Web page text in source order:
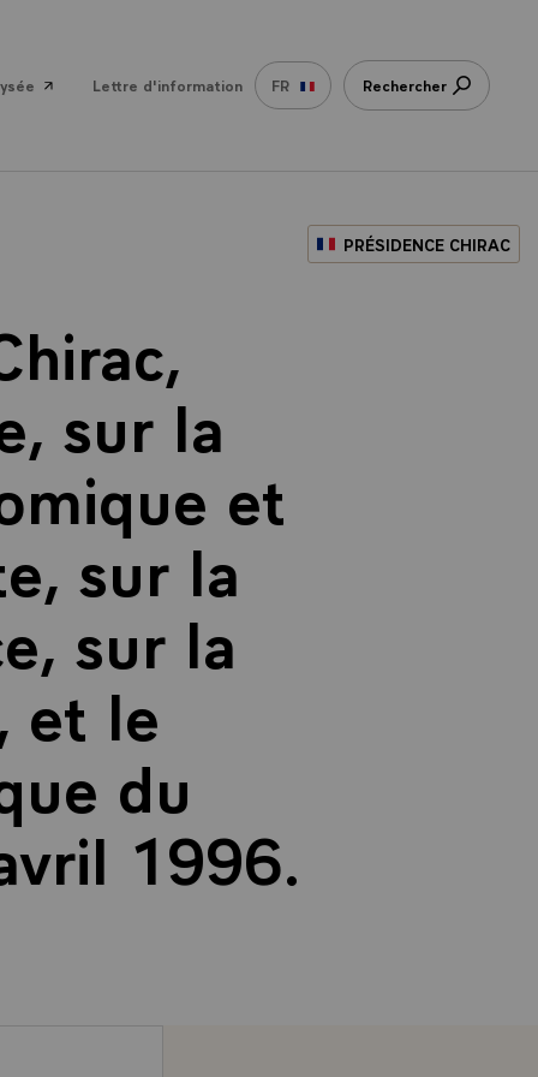
Lettre d'information FR Rechercher
PRÉSIDENCE CHIRAC
sur la
et
sur la
sur la
et le
du
1996.